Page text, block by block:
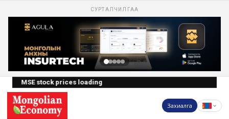
СУРТАЛЧИЛГАА
MSE stock prices loading
Захиалга